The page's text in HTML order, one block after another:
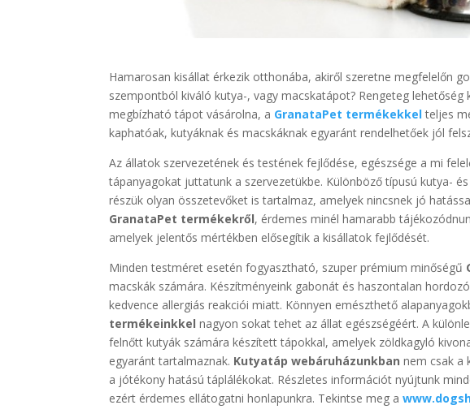
Hamarosan kisállat érkezik otthonába, akiről szeretne megfelelőn
szempontból kiváló kutya-, vagy macskatápot? Rengeteg
megbízható tápot vásárolna, a GranataPet termékekkelteljes
kaphatóak, kutyáknak és macskáknak egyaránt rendelhetőek jól
Az állatok szervezetének és testének fejlődése, egészsége a mi
tápanyagokat juttatunk a szervezetükbe. Különböző típusú kutya-
részük olyan összetevőket is tartalmaz, amelyek nincsnek jó
GranataPet termékekről, érdemes minél hamarabb
amelyek jelentős mértékben elősegítik a kisállatok fejlődését.
Minden testméret esetén fogyasztható, szuper prémium minőségű
macskák számára. Készítményeink gabonát és haszontalan
kedvence allergiás reakciói miatt. Könnyen emészthető
termékeinkkel nagyon sokat tehet az állat egészségéért. A
felnőtt kutyák számára készített tápokkal, amelyek zöldkagyló
egyaránt tartalmaznak. Kutyatáp webáruházunkban nem csak a
a jótékony hatású táplálékokat. Részletes információt nyújtunk
ezért érdemes ellátogatni honlapunkra. Tekintse meg a